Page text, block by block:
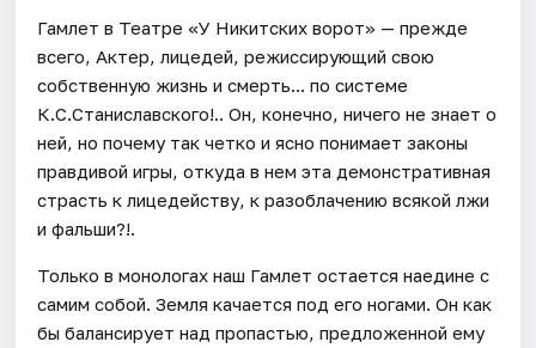
Гамлет в Театре «У Никитских ворот» — прежде
всего, Актер, лицедей, режиссирующий свою
собственную жизнь и смерть... по системе
К.С.Станиславского!.. Он, конечно, ничего не знает о
ней, но почему так четко и ясно понимает законы
правдивой игры, откуда в нем эта демонстративная
страсть к лицедейству, к разоблачению всякой лжи
и фальши?!.
Только в монологах наш Гамлет остается наедине с
самим собой. Земля качается под его ногами. Он как
бы балансирует над пропастью, предложенной ему